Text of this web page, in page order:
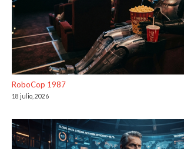
RoboCop 1987
18 julio, 2026